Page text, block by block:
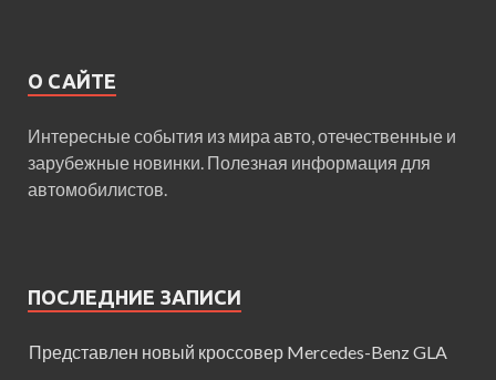
О САЙТЕ
Интересные события из мира авто, отечественные и
зарубежные новинки. Полезная информация для
автомобилистов.
ПОСЛЕДНИЕ ЗАПИСИ
Представлен новый кроссовер Mercedes-Benz GLA